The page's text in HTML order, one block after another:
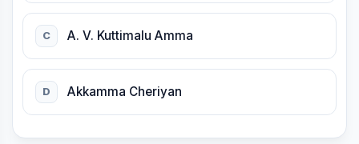
C A. V. Kuttimalu Amma
D Akkamma Cheriyan